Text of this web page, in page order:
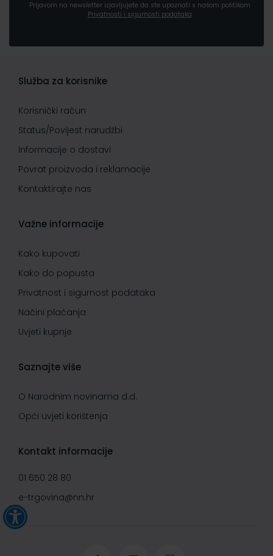
Prijavom na newsletter izjavljujete da ste upoznati s našom politikom
Privatnosti i sigurnosti podataka
Služba za korisnike
Korisnički račun
Status/Povijest narudžbi
Informacije o dostavi
Povrat proizvoda i reklamacije
Kontaktirajte nas
Važne informacije
Kako kupovati
Kako do popusta
Privatnost i sigurnost podataka
Načini plaćanja
Uvjeti kupnje
Saznajte više
O Narodnim novinama d.d.
Opći uvjeti korištenja
Kontakt informacije
01 650 28 80
e-trgovina@nn.hr